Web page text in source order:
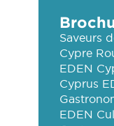
Saveurs
Cypre
EDEN
Cyprus
EDEN